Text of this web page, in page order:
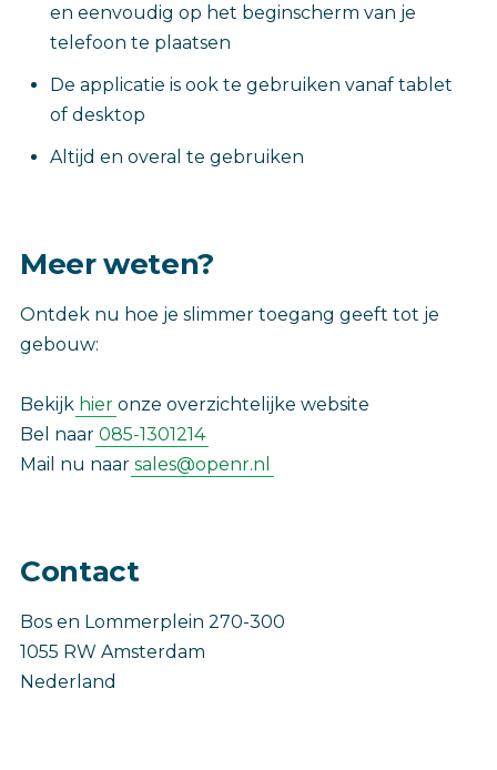
en eenvoudig op het beginscherm van je
telefoon te plaatsen
De applicatie is ook te gebruiken vanaf tablet
of desktop
Altijd en overal te gebruiken
Meer weten?
Ontdek nu hoe je slimmer toegang geeft tot je
gebouw:
Bekijk hier onze overzichtelijke website
Bel naar 085-1301214
Mail nu naar sales@openr.nl
Contact
Bos en Lommerplein 270-300
1055 RW Amsterdam
Nederland